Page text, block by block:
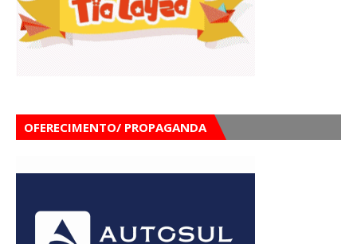
OFERECIMENTO/ PROPAGANDA